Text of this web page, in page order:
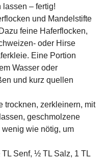
lassen – fertig!
und Mandelstifte
feine Haferflocken,
oder Hirse
Eine Portion
Wasser oder
und kurz quellen
trocknen, zerkleinern, mit
geschmolzene
wenig wie nötig, um
Senf, ½ TL Salz, 1 TL